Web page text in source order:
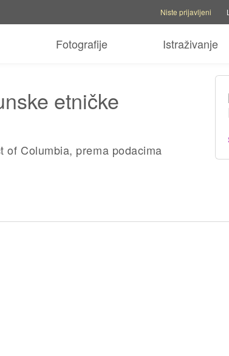
Niste prijavljeni
Fotografije Istraživanje
etničke
of Columbia, prema podacima